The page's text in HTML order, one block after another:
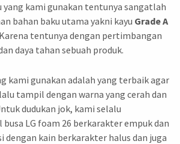
yang kami gunakan tentunya sangatlah
bahan baku utama yakni kayu Grade A
Karena tentunya dengan pertimbangan
daya tahan sebuah produk.
kami gunakan adalah yang terbaik agar
tampil dengan warna yang cerah dan
dudukan jok, kami selalu
LG foam 26 berkarakter empuk dan
dengan kain berkarakter halus dan juga